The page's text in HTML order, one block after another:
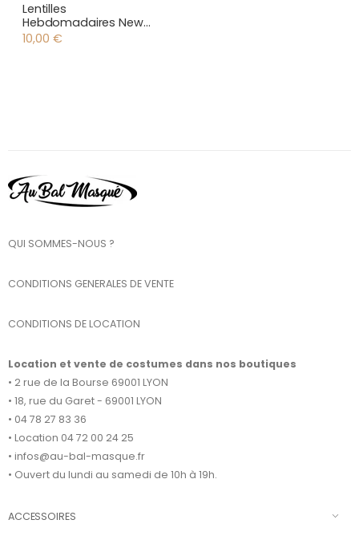
Lentilles
Hebdomadaires New
White
10,00 €
QUI SOMMES-NOUS ?
CONDITIONS GENERALES DE VENTE
CONDITIONS DE LOCATION
Location et vente de costumes dans nos boutiques
• 2 rue de la Bourse 69001 LYON
• 18, rue du Garet - 69001 LYON
• 04 78 27 83 36
• Location 04 72 00 24 25
• infos@au-bal-masque.fr
• Ouvert du lundi au samedi de 10h à 19h.
ACCESSOIRES